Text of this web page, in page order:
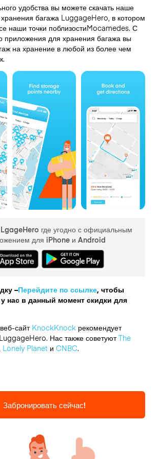
удобства вы можете скачать наше
багажа LuggageHero, в котором
наши точки поблизостиMocamedes. С
для хранения багажа вы
на хранение в любой из более чем
LgageHero где угодно с официальным
для iPhone и Android
–Перейдите по ссылке, чтобы
нас в данный момент скидки для
сайт KnockKnockрекомендует
Нас также советуютThe
Lonely Planetи CNBC.
Забронировать сейчас!